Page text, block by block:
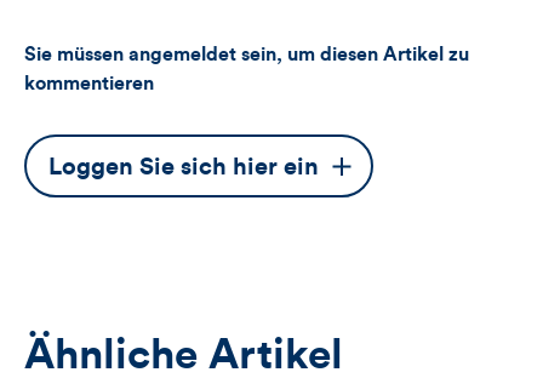
Sie müssen angemeldet sein, um diesen Artikel zu
kommentieren
Dieser
Button
Loggen Sie sich hier ein
Ähnliche Artikel